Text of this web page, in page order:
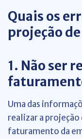
Quais os
projeção
1. Não ser
Uma das
realizar a projeção
faturamento da